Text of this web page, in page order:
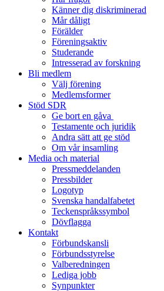
Känner dig diskriminerad
Mår dåligt
Förälder
Föreningsaktiv
Studerande
Intresserad av forskning
Bli medlem
Välj förening
Medlemsformer
Stöd SDR
Ge bort en gåva
Testamente och juridik
Andra sätt att ge stöd
Om vår insamling
Media och material
Pressmeddelanden
Pressbilder
Logotyp
Svenska handalfabetet
Teckenspråkssymbol
Dövflagga
Kontakt
Förbundskansli
Förbundsstyrelse
Valberedningen
Lediga jobb
Synpunkter